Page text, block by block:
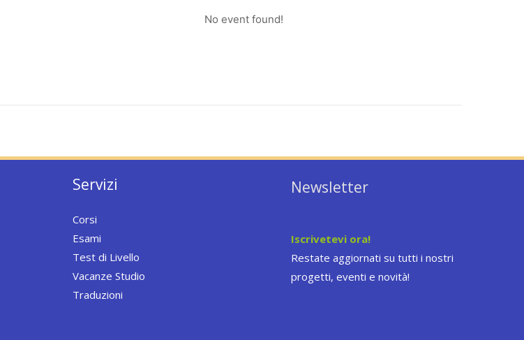
No event found!
Servizi
Corsi
Esami
Test di Livello
Vacanze Studio
Traduzioni
Newsletter
Iscrivetevi ora!
Restate aggiornati su tutti i nostri
progetti, eventi e novità!